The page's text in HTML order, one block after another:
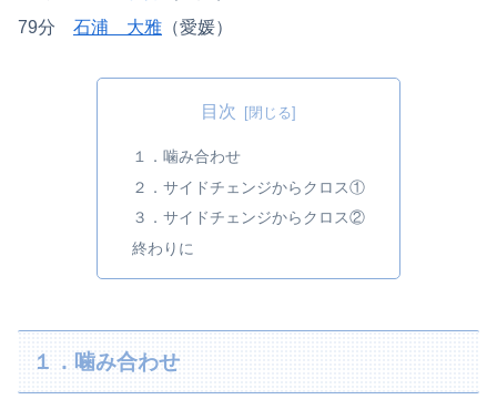
79分 石浦 大雅 （愛媛）
目次
１．噛み合わせ
２．サイドチェンジからクロス①
３．サイドチェンジからクロス②
終わりに
１．噛み合わせ